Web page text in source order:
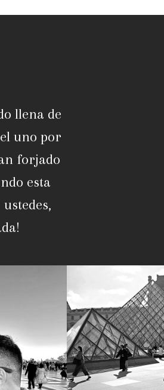
llena de
uno por
forjado
esta